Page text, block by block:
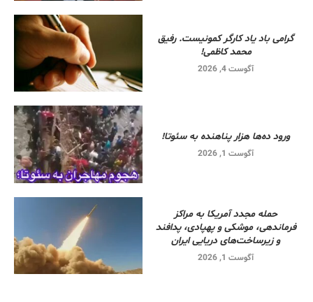
گرامی باد یاد کارگر کمونیست. رفیق
محمد کاظمی!
آگوست 4, 2026
ورود ده‌ها هزار پناهنده به سئوتا!
آگوست 1, 2026
حمله مجدد آمریکا به مراکز
فرماندهی، موشکی و پهپادی، پدافند
و زیرساخت‌های دریایی ایران
آگوست 1, 2026